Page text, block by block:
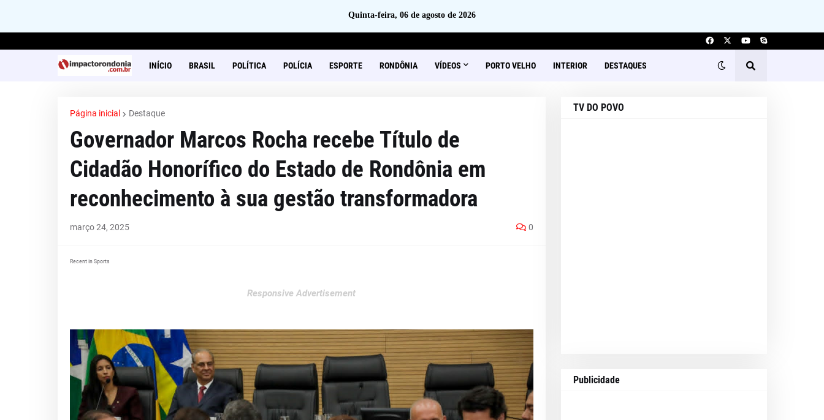
Quinta-feira, 06 de agosto de 2026
INÍCIO BRASIL POLÍTICA POLÍCIA ESPORTE RONDÔNIA VÍDEOS PORTO VELHO INTERIOR DESTAQUES
Página inicial Destaque
Governador Marcos Rocha recebe Título de
Cidadão Honorífico do Estado de Rondônia em
reconhecimento à sua gestão transformadora
março 24, 2025 0
Recent in Sports
Responsive Advertisement
TV DO POVO
Publicidade